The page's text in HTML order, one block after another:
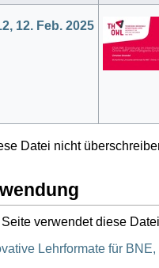
12. Feb. 2025
Datei nicht
verwendet diese
Lehrformate für